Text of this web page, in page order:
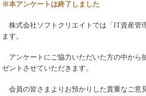
※本アンケートは終了しました
株式会社ソフトクリエイトでは「IT資産管
ます。
アンケートにご協力いただいた方の中から
ゼントさせていただきます。
会員の皆さまよりお預かりした貴重なご意